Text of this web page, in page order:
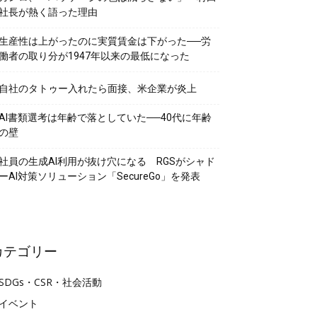
長が熱く語った理由
産性は上がったのに実質賃金は下がった──労
者の取り分が1947年以来の最低になった
社のタトゥー入れたら面接、米企業が炎上
書類選考は年齢で落としていた──40代に年齢
壁
員の生成AI利用が抜け穴になる RGSがシャド
AI対策ソリューション「SecureGo」を発表
テゴリー
・CSR・社会活動
ベント